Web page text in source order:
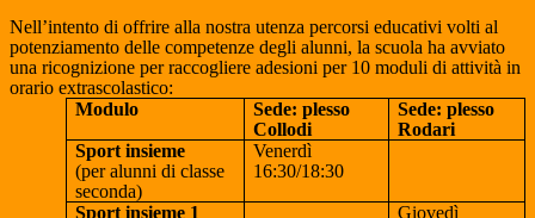
Nell’intento di offrire alla nostra utenza percorsi educativi volti al
potenziamento delle competenze degli alunni, la scuola ha avviato
una ricognizione per raccogliere adesioni per 10 moduli di attività in
orario extrascolastico:
Modulo
Sede: plesso
Collodi
Sede: plesso
Rodari
Sport insieme
(per alunni di classe
seconda)
Venerdì
16:30/18:30
Sport insieme 1
Giovedì